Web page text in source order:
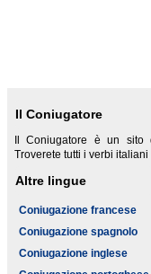
Il Coniugatore
Il Coniugatore è un sito
Troverete tutti i verbi
Altre lingue
Coniugazione francese
Coniugazione spagnolo
Coniugazione inglese